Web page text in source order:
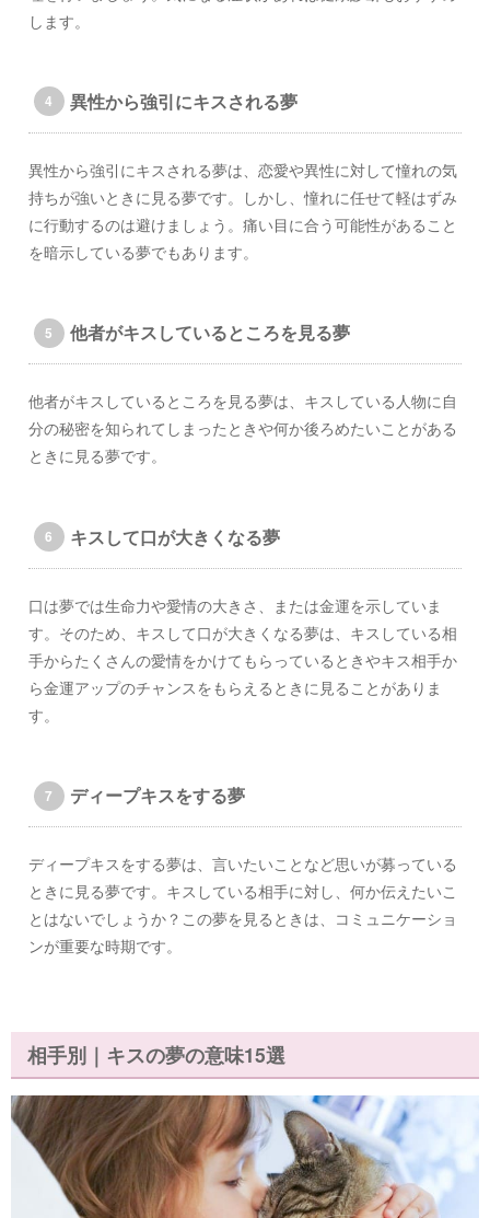
します。
異性から強引にキスされる夢
異性から強引にキスされる夢は、恋愛や異性に対して憧れの気
持ちが強いときに見る夢です。しかし、憧れに任せて軽はずみ
に行動するのは避けましょう。痛い目に合う可能性があること
を暗示している夢でもあります。
他者がキスしているところを見る夢
他者がキスしているところを見る夢は、キスしている人物に自
分の秘密を知られてしまったときや何か後ろめたいことがある
ときに見る夢です。
キスして口が大きくなる夢
口は夢では生命力や愛情の大きさ、または金運を示していま
す。そのため、キスして口が大きくなる夢は、キスしている相
手からたくさんの愛情をかけてもらっているときやキス相手か
ら金運アップのチャンスをもらえるときに見ることがありま
す。
ディープキスをする夢
ディープキスをする夢は、言いたいことなど思いが募っている
ときに見る夢です。キスしている相手に対し、何か伝えたいこ
とはないでしょうか？この夢を見るときは、コミュニケーショ
ンが重要な時期です。
相手別｜キスの夢の意味15選